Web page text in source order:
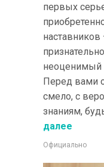
первых
неоценимый
Перед вами
смело, с
знаниям,
далее
Официально